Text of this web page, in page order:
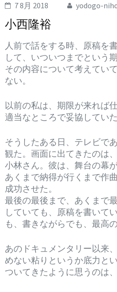
7 8月 2018 yodogo-
小西隆裕
人前で話をする時、原稿を
して、いついつまでという
その内容について考えてい
ない。
以前の私は、期限が来れば
適当なところで妥協していた
そうしたある日、テレビで
観た。画面に出てきたのは
小林さん。彼は、舞台の幕
あくまで納得が行くまで作
成功させた。
最後の最後まで、あくまで
していても、原稿を書いて
も、書きながらでも、最高
あのドキュメンタリー以来
めない粘りというか底力と
ついてきたように思うのは